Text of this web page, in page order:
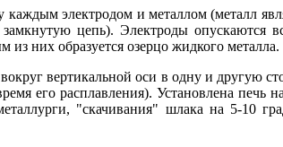
электродом и металлом (металл
замкнутую цепь). Электроды опускаются
них образуется озерцо жидкого металла.
вертикальной оси в одну и другую
его расплавления). Установлена печь
"скачивания" шлака на 5-10